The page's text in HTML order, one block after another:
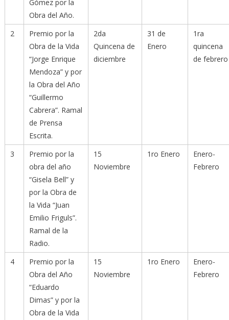
Gómez por la
Obra del Año.
2
Premio por la
Obra de la Vida
“Jorge Enrique
Mendoza” y por
la Obra del Año
“Guillermo
Cabrera”. Ramal
de Prensa
Escrita.
2da
Quincena de
diciembre
31 de
Enero
1ra
quincena
de febrero
3
Premio por la
obra del año
“Gisela Bell” y
por la Obra de
la Vida “Juan
Emilio Friguls”.
Ramal de la
Radio.
15
Noviembre
1ro Enero
Enero-
Febrero
4
Premio por la
Obra del Año
“Eduardo
Dimas” y por la
Obra de la Vida
15
Noviembre
1ro Enero
Enero-
Febrero